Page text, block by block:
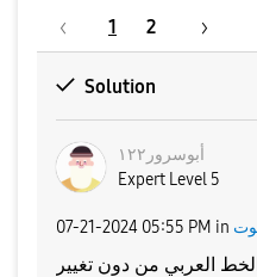
1 2
Solution
أبوسرور١٢٢
Expert Level 5
‎07-21-2024 05:55 PM in
الخط العربي من دون تغيير